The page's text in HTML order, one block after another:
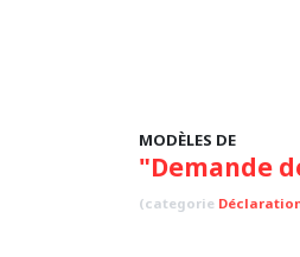
MODÈLES DE
"Demande
(categorie